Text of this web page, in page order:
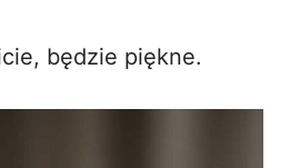
będzie piękne.